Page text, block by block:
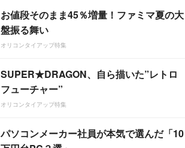
お値段そのまま45％増量！ファミマ夏の大
盤振る舞い
オリコンタイアップ特集
SUPER★DRAGON、自ら描いた”レトロ
フューチャー”
オリコンタイアップ特集
パソコンメーカー社員が本気で選んだ「10